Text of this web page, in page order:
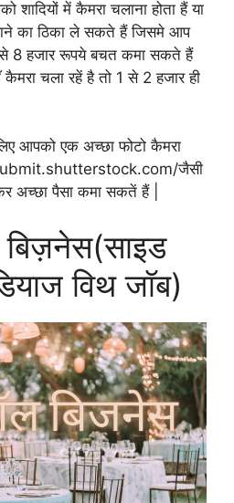
शादियों में कैमरा चलाना होता हैं या
का ठिका ले सकते हैं जिसमे आप
8 हजार रूपये बचत कमा सकते हैं
चला रहें है तो 1 से 2 हजार ही
आपको एक अच्छा फोटो कैमरा
जैसी
अच्छा पैसा कमा सकतें हैं |
विथ जॉब)